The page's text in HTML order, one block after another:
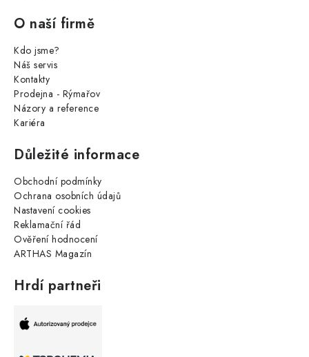
O naší firmě
Kdo jsme?
Náš servis
Kontakty
Prodejna - Rýmařov
Názory a reference
Kariéra
Důležité informace
Obchodní podmínky
Ochrana osobních údajů
Nastavení cookies
Reklamační řád
Ověření hodnocení
ARTHAS Magazín
Hrdí partneři